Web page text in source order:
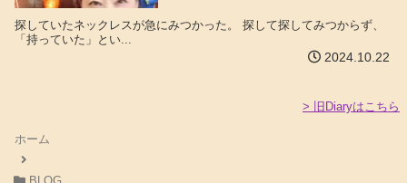
探していたネックレスが急にみつかった。 探して探してみつからず、
「持っていた」とい...
2024.10.22
> 旧Diaryはこちら
ホーム